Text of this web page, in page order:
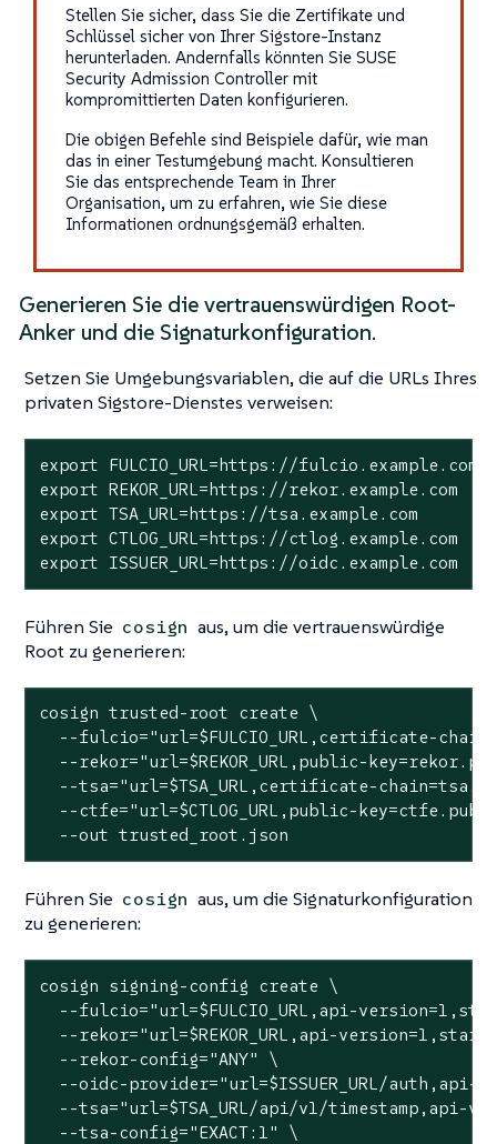
Stellen Sie sicher, dass Sie die Zertifikate und
Schlüssel sicher von Ihrer Sigstore-Instanz
herunterladen. Andernfalls könnten Sie SUSE
Security Admission Controller mit
kompromittierten Daten konfigurieren.
Die obigen Befehle sind Beispiele dafür, wie man
das in einer Testumgebung macht. Konsultieren
Sie das entsprechende Team in Ihrer
Organisation, um zu erfahren, wie Sie diese
Informationen ordnungsgemäß erhalten.
Generieren Sie die vertrauenswürdigen Root-
Anker und die Signaturkonfiguration.
Setzen Sie Umgebungsvariablen, die auf die URLs Ihres
privaten Sigstore-Dienstes verweisen:
export FULCIO_URL=https://fulcio.example.com
export REKOR_URL=https://rekor.example.com
export TSA_URL=https://tsa.example.com
export CTLOG_URL=https://ctlog.example.com
export ISSUER_URL=https://oidc.example.com
Führen Sie cosign aus, um die vertrauenswürdige
Root zu generieren:
cosign trusted-root create \
--fulcio="url=$FULCIO_URL,certificate-
--rekor="url=$REKOR_URL,public-
--tsa="url=$TSA_URL,certificate-
--ctfe="url=$CTLOG_URL,public-
  --out trusted_root.json
Führen Sie cosign aus, um die Signaturkonfiguration
zu generieren:
cosign signing-config create \
--fulcio="url=$FULCIO_URL,api-
--rekor="url=$REKOR_URL,api-
  --rekor-config="ANY" \
--oidc-provider="url=$ISSUER_URL/auth,api-
--tsa="url=$TSA_URL/api/v1/timestamp,api-
  --tsa-config="EXACT:1" \